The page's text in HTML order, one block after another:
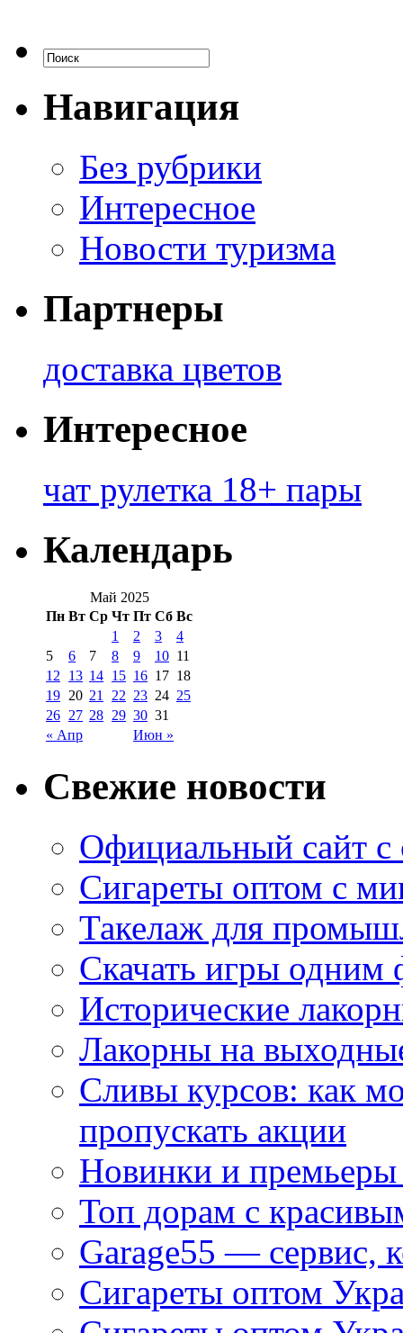
Навигация
Без рубрики
Интересное
Новости туризма
Партнеры
доставка цветов
Интересное
чат рулетка 18+ пары
Календарь
Май 2025
Пн Вт Ср Чт Пт Сб Вс
« Апр Июн »
1 2 3
4
5
6 7 8 9 10 11
12
13 14 15 16 17 18
19 20 21 22 23 24 25
26 27 28 29 30 31
Свежие новости
Официальный сайт
Сигареты оптом с
Такелаж для
Скачать игры одним
Исторические
Лакорны на
Сливы курсов: как
пропускать акции
Новинки и
Топ дорам с
Garage55 — сервис,
Сигареты оптом